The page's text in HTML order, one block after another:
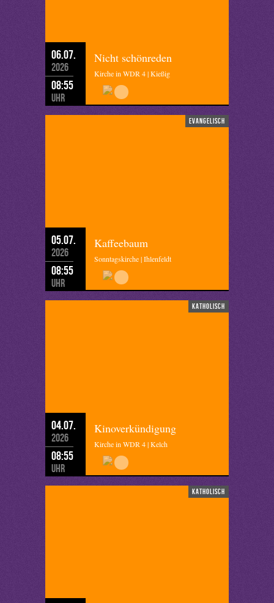
06.07.
2026
08:55
Uhr
Nicht schönreden
Kirche in WDR 4 | Kießig
evangelisch
05.07.
2026
08:55
Uhr
Kaffeebaum
Sonntagskirche | Ihlenfeldt
katholisch
04.07.
2026
08:55
Uhr
Kinoverkündigung
Kirche in WDR 4 | Kelch
katholisch